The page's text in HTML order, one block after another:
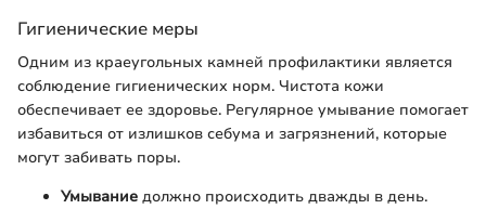
Гигиенические меры
Одним из краеугольных камней профилактики является
соблюдение гигиенических норм. Чистота кожи
обеспечивает ее здоровье. Регулярное умывание помогает
избавиться от излишков себума и загрязнений, которые
могут забивать поры.
Умывание должно происходить дважды в день.